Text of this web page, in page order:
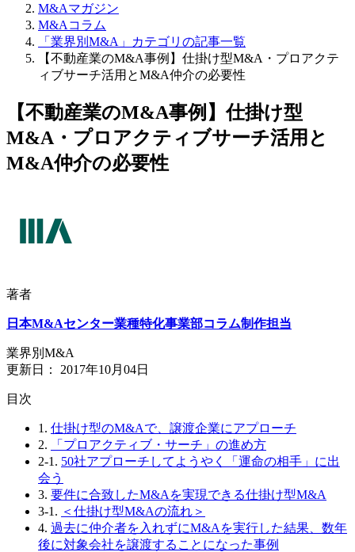
M&Aマガジン
M&Aコラム
「業界別M&A」カテゴリの記事一覧
【不動産業のM&A事例】仕掛け型M&A・プロアクテ
ィブサーチ活用とM&A仲介の必要性
【不動産業のM&A事例】仕掛け型
M&A・プロアクティブサーチ活用と
M&A仲介の必要性
著者
日本M&Aセンター業種特化事業部コラム制作担当
業界別M&A
更新日： 2017年10月04日
⽬次
1. 仕掛け型のM&Aで、譲渡企業にアプローチ
2.
「プロアクティブ・サーチ」の進め方
2-1. 50社アプローチしてようやく「運命の相手」に出
会う
3. 要件に合致したM&Aを実現できる仕掛け型M&A
3-1. ＜仕掛け型M&Aの流れ＞
4. 過去に仲介者を入れずにM&Aを実行した結果、数年
後に対象会社を譲渡することになった事例